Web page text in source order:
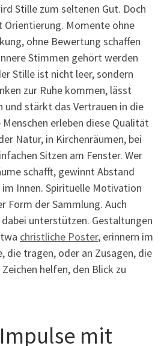
Stille zum seltenen Gut. Doch
Orientierung. Momente ohne
ohne Bewertung schaffen
Stimmen gehört werden
Stille ist nicht leer, sondern
zur Ruhe kommen, lässt
und stärkt das Vertrauen in die
erleben diese Qualität
Natur, in Kirchenräumen, bei
Sitzen am Fenster. Wer
schafft, gewinnt Abstand
Innen. Spirituelle Motivation
Form der Sammlung. Auch
unterstützen. Gestaltungen
christliche Poster, erinnern im
die tragen, oder an Zusagen, die
helfen, den Blick zu
mit